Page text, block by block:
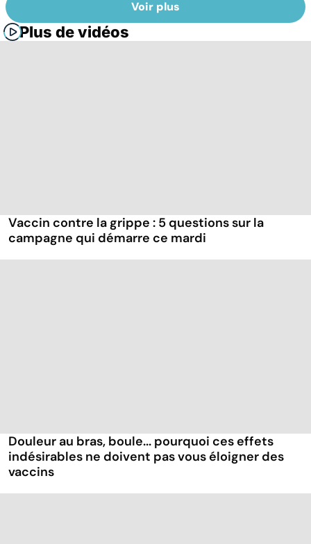
Voir plus
Plus de vidéos
Vaccin contre la grippe : 5 questions sur la
campagne qui démarre ce mardi
Douleur au bras, boule... pourquoi ces effets
indésirables ne doivent pas vous éloigner des
vaccins